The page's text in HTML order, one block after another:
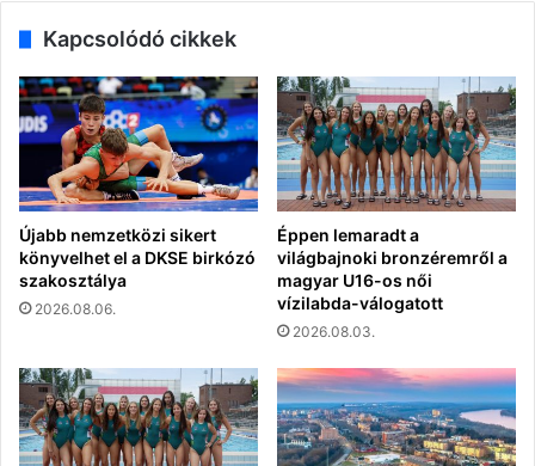
Kapcsolódó cikkek
Újabb nemzetközi sikert
könyvelhet el a DKSE birkózó
szakosztálya
2026.08.06.
Éppen lemaradt a
világbajnoki bronzéremről a
magyar U16-os női
vízilabda-válogatott
2026.08.03.